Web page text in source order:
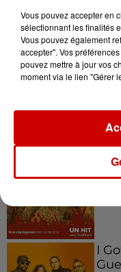
I
Vous pouvez accepter en
sélectionnant les finalités
Vous pouvez également
accepter". Vos
pouvez mettre à jour vos
moment via le lien "Gérer